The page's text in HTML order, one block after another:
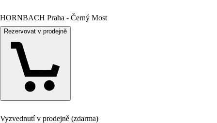
HORNBACH Praha - Černý Most
Rezervovat v prodejně
Vyzvednutí v prodejně (zdarma)